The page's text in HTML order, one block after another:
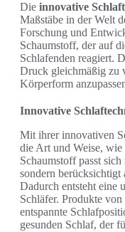
Die innovative
Maßstäbe in der Welt
Forschung und
Schaumstoff, der auf
Schlafenden reagiert.
Druck gleichmäßig zu
Körperform
Innovative
Mit ihrer innovativen
die Art und Weise,
Schaumstoff passt
sondern berücksichtigt
Dadurch entsteht eine
Schläfer. Produkte
entspannte
gesunden Schlaf, der